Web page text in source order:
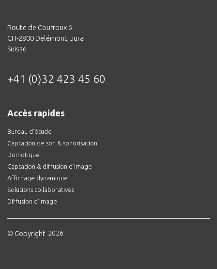
Route de Courroux 6
CH-2800 Delémont, Jura
Suisse
+41 (0)32 423 45 60
Accès rapides
Bureau d'étude
Captation de son & sonorisation
Domotique
Captation & diffusion d’image
Affichage dynamique
Solutions collaboratives
Diffusion d’image
© Copyright 2026